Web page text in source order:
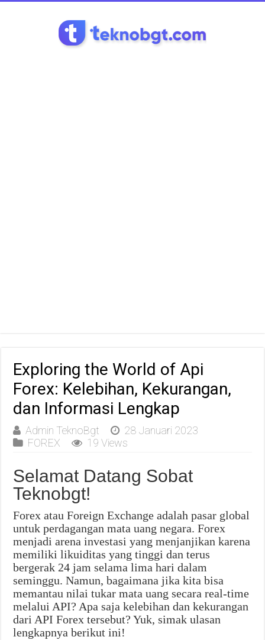
Exploring the World of Api
Forex: Kelebihan, Kekurangan,
dan Informasi Lengkap
Admin TeknoBgt
28 Januari 2023
FOREX
19 Views
Selamat Datang Sobat
Teknobgt!
Forex atau Foreign Exchange adalah pasar global
untuk perdagangan mata uang negara. Forex
menjadi arena investasi yang menjanjikan karena
memiliki likuiditas yang tinggi dan terus
bergerak 24 jam selama lima hari dalam
seminggu. Namun, bagaimana jika kita bisa
memantau nilai tukar mata uang secara real-time
melalui API? Apa saja kelebihan dan kekurangan
dari API Forex tersebut? Yuk, simak ulasan
lengkapnya berikut ini!